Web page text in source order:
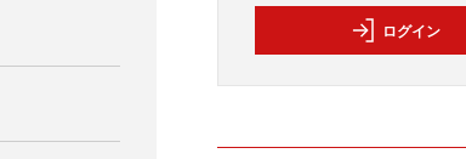
ログイン